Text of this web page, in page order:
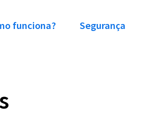
funciona? Segurança